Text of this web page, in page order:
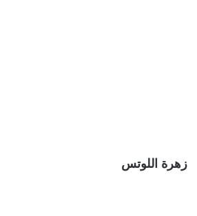
زهرة اللوتس